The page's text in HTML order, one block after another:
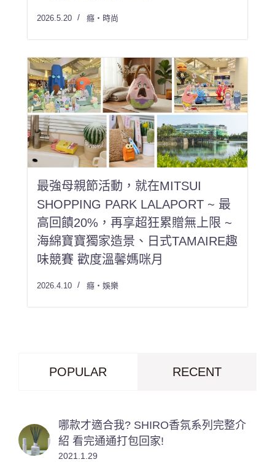
2026.5.20 癮・時尚
最強母親節活動，就在MITSUI
SHOPPING PARK LALAPORT ~ 最
高回饋20%，再享超狂累贈無上限 ~
海綿寶寶獨家造景、日式TAMAIRE趣
味競賽 歡度溫馨媽咪月
2026.4.10 癮・娛樂
POPULAR RECENT
哪款才適合我? SHIRO香氛系列完整介
紹 看完通通打包回家!
2021.1.29